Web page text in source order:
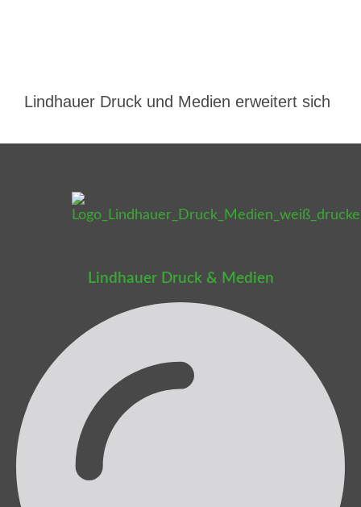
Lindhauer Druck und Medien erweitert sich
Lindhauer Druck & Medien